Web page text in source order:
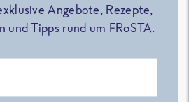
Angebote, Rezepte,
Tipps rund um FRoSTA.